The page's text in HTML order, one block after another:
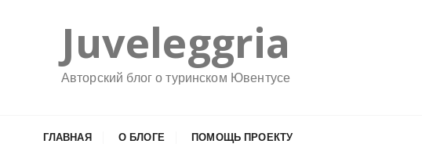
Juveleggria
Авторский блог о туринском Ювентусе
ГЛАВНАЯ О БЛОГЕ ПОМОЩЬ ПРОЕКТУ